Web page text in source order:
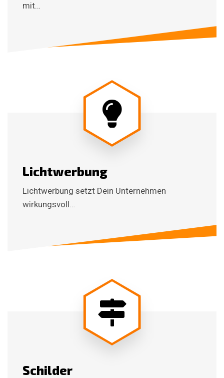
mit…
Lichtwerbung
Lichtwerbung setzt Dein Unternehmen
wirkungsvoll…
Schilder